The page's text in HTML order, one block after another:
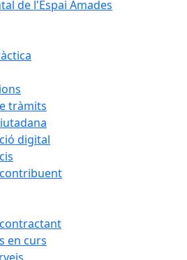
de l'Espai Amades
tràmits
digital
en curs